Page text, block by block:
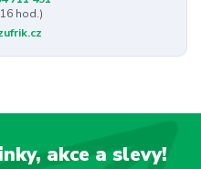
hod.)
akce a slevy!